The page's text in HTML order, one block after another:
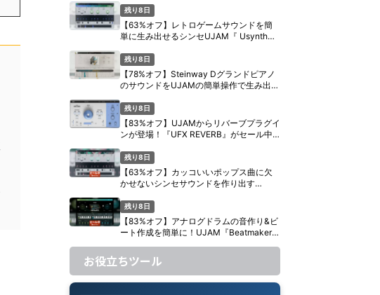
残り8日
【63%オフ】レトロゲームサウンドを簡
単に生み出せるシンセUJAM『 Usynth
残り8日
【78%オフ】Steinway Dグランドピアノ
のサウンドをUJAMの簡単操作で生み出す
【期間限定】
残り8日
【83%オフ】UJAMからリバーブプラグイ
ンが登場！『UFX REVERB』がセール中
残り8日
【63%オフ】カッコいいポップス曲に欠
かせないシンセサウンドを作り出す
間限定】
残り8日
【83%オフ】アナログドラムの音作り&ビ
ート作成を簡単に！UJAM『Beatmaker
お役立ちツール